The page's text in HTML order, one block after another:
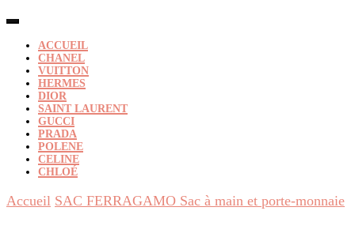
ACCUEIL
CHANEL
VUITTON
HERMES
DIOR
SAINT LAURENT
GUCCI
PRADA
POLENE
CELINE
CHLOÉ
Accueil SAC FERRAGAMO Sac à main et porte-monnaie